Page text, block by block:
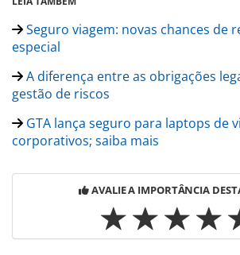
Seguro viagem: novas chances de
especial
A diferença entre as obrigações
gestão de riscos
GTA lança seguro para laptops de
corporativos; saiba mais
AVALIE A IMPORTÂNCIA